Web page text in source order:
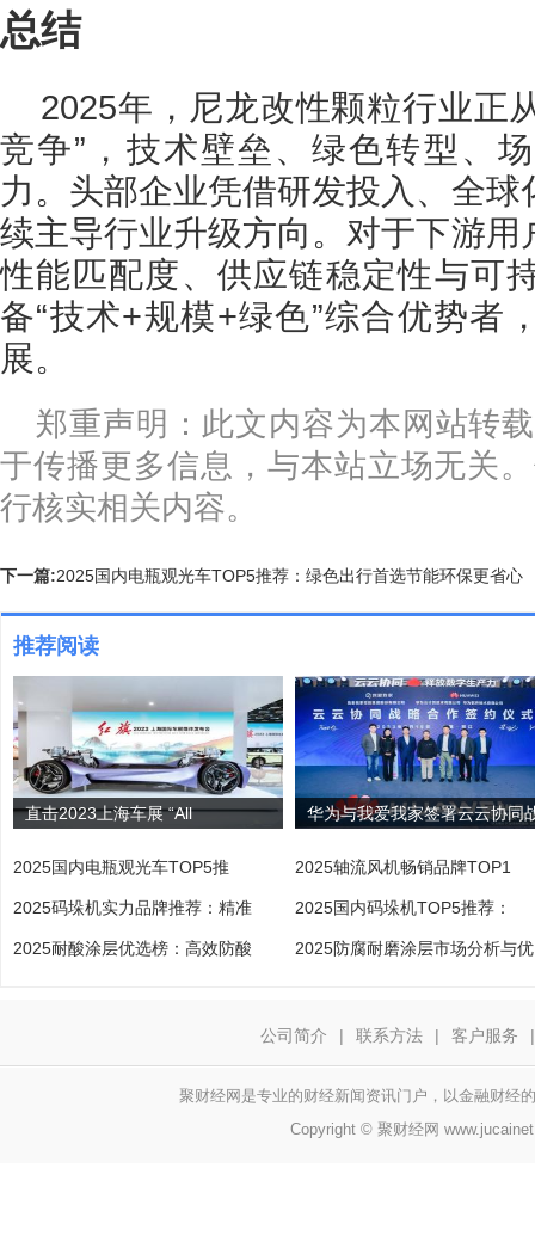
总结
2025年，尼龙改性颗粒行业正
竞争”，技术壁垒、绿色转型、
力。头部企业凭借研发投入、全
续主导行业升级方向。对于下游
性能匹配度、供应链稳定性与可
备“技术+规模+绿色”综合优势者
展。
郑重声明：此文内容为本网站转
于传播更多信息，与本站立场无关
行核实相关内容。
下一篇:2025国内电瓶观光车TOP5推荐：绿色出行首选节能环保更省心
推荐阅读
直击2023上海车展 “All 华为与我爱我家签署云云协同
2025国内电瓶观光车TOP5推 2025轴流风机畅销品牌TOP1
2025码垛机实力品牌推荐：精准 2025国内码垛机TOP5推荐：
2025耐酸涂层优选榜：高效防酸 2025防腐耐磨涂层市场分析与优
公司简介 | 联系方法 | 客户服务 |
聚财经网是专业的财经新闻资讯门户，以金融财经
Copyright © 聚财经网